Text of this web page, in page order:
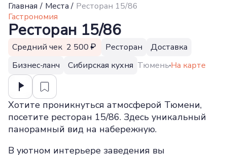
Главная / Места / Ресторан 15/86
Гастрономия
Ресторан 15/86
Средний чек 2 500 Ресторан
Доставка
Бизнес-ланч
Сибирская кухня Тюмень На карте
Хотите проникнуться атмосферой Тюмени,
посетите ресторан 15/86. Здесь уникальный
панорамный вид на набережную.
В уютном интерьере заведения вы